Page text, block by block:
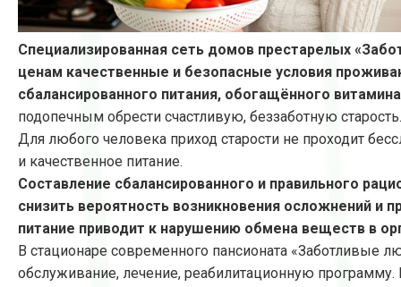
Специализированная сеть домов престарелых
ценам качественные и безопасные условия
сбалансированного питания, обогащённого
подопечным обрести счастливую, беззаботную старость.
Для любого человека приход старости не проходит
и качественное питание.
Составление сбалансированного и правильного
снизить вероятность возникновения осложнений и
питание приводит к нарушению обмена веществ в
В стационаре современного пансионата
обслуживание, лечение, реабилитационную